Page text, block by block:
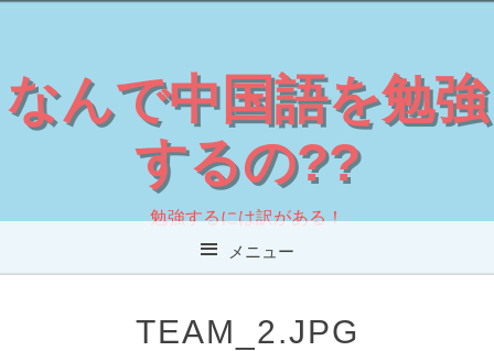
なんで中国語を勉強
するの??
勉強するには訳がある！
メニュー
TEAM_2.JPG